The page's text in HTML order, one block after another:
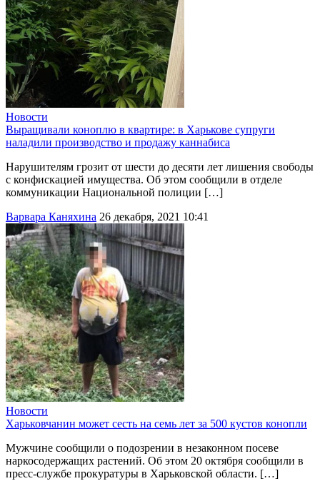
Новости
Выращивали коноплю в квартире: в Харькове супруги
наладили производство и продажу каннабиса
Нарушителям грозит от шести до десяти лет лишения свободы
с конфискацией имущества. Об этом сообщили в отделе
коммуникации Национальной полиции […]
Варвара Каняхина 26 декабря, 2021 10:41
Новости
Харьковчанин может сесть на семь лет за 500 кустов конопли
Мужчине сообщили о подозрении в незаконном посеве
наркосодержащих растений. Об этом 20 октября сообщили в
пресс-службе прокуратуры в Харьковской области. […]